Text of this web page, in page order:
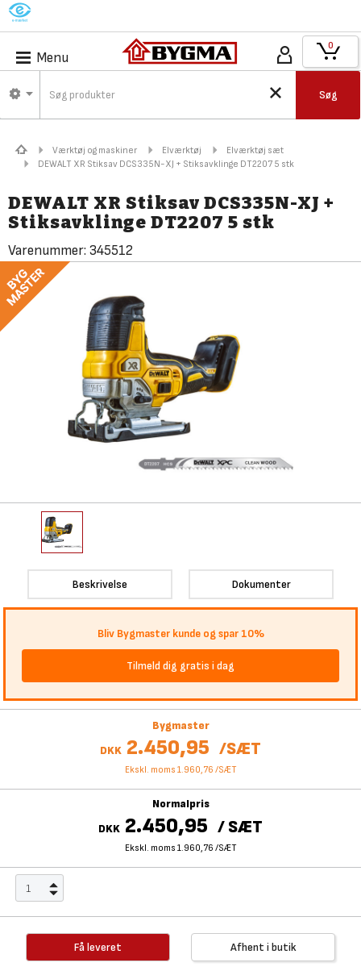
M
Menu
Søg
0
Værktøj og maskiner Elværktøj
Elværktøj sæt
DEWALT XR Stiksav DCS335N-XJ + Stiksavklinge DT2207 5 stk
DEWALT XR Stiksav DCS335N-XJ +
Stiksavklinge DT2207 5 stk
Varenummer: 345512
Beskrivelse Dokumenter
Bliv Bygmaster kunde og spar 10%
Tilmeld dig gratis i dag
Bygmaster
DKK 2.450,95 /SÆT
Ekskl. moms 1.960,76 /SÆT
Normalpris
DKK 2.450,95 /SÆT
Ekskl. moms 1.960,76 /SÆT
Få leveret Afhent i butik